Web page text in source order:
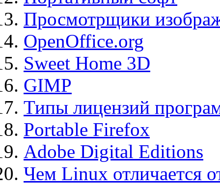
Просмотрщики
OpenOffice.org
Sweet Home 3D
GIMP
Типы лицензий
Portable Firefox
Adobe Digital Editions
Чем Linux отличается